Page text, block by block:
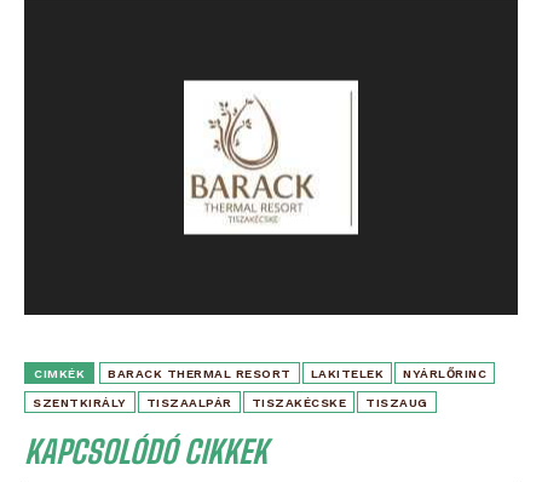
CIMKÉK BARACK THERMAL RESORT LAKITELEK NYÁRLŐRINC
SZENTKIRÁLY TISZAALPÁR TISZAKÉCSKE TISZAUG
KAPCSOLÓDÓ CIKKEK